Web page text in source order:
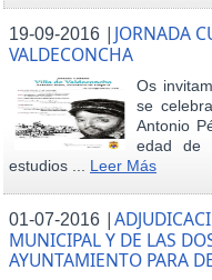
19-09-2016 | JORNADA
VALDECONCHA
Os
se
Antonio
edad de
estudios ... Leer Más
01-07-2016 |
MUNICIPAL Y DE LAS
AYUNTAMIENTO PARA